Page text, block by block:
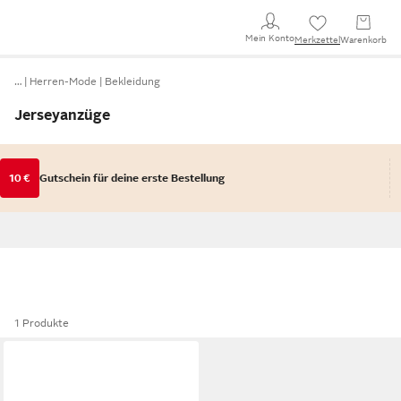
Mein KontoMerkzettel Warenkorb
… Herren-Mode Bekleidung
Jerseyanzüge
10 € Gutschein für deine erste Bestellung
1 Produkte